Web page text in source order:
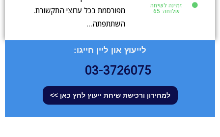
זמינה לשיחה
שלוחה: 65
מפורסמת בכל ערוצי התקשורת.
השתתפתה…
לייעוץ און ליין חייגו:
03-3726075
למחירון ורכישת שיחת ייעוץ לחץ כאן >>